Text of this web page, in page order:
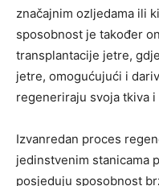
značajnim ozljedama ili
sposobnost je također
transplantacije jetre,
jetre, omogućujući i
regeneriraju svoja tkiva
Izvanredan proces
jedinstvenim stanicama
posjeduju sposobnost